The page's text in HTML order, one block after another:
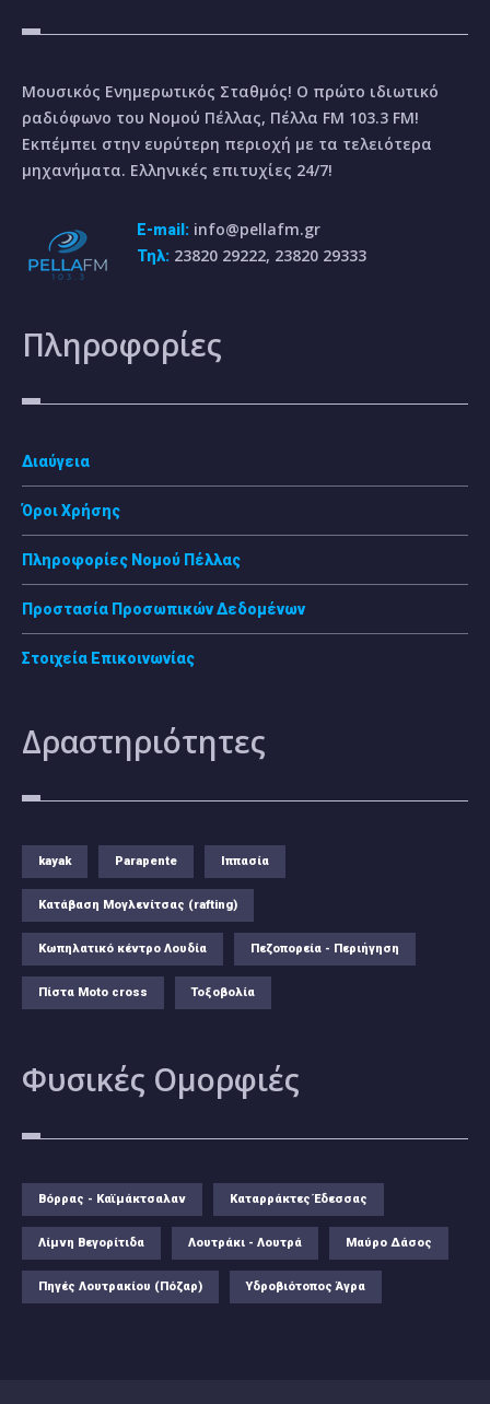
Μουσικός Ενημερωτικός Σταθμός! Ο πρώτο ιδιωτικό
ραδιόφωνο του Νομού Πέλλας, Πέλλα FM 103.3 FM!
Εκπέμπει στην ευρύτερη περιοχή με τα τελειότερα
μηχανήματα. Ελληνικές επιτυχίες 24/7!
E-mail: info@pellafm.gr
Τηλ: 23820 29222, 23820 29333
Πληροφορίες
Διαύγεια
Όροι Χρήσης
Πληροφορίες Νομού Πέλλας
Προστασία Προσωπικών Δεδομένων
Στοιχεία Επικοινωνίας
Δραστηριότητες
kayak Parapente Ιππασία
Κατάβαση Μογλενίτσας (rafting)
Κωπηλατικό κέντρο Λουδία Πεζοπορεία - Περιήγηση
Πίστα Moto cross Τοξοβολία
Φυσικές Ομορφιές
Βόρρας - Καϊμάκτσαλαν Καταρράκτες Έδεσσας
Λίμνη Βεγορίτιδα Λουτράκι - Λουτρά Μαύρο Δάσος
Πηγές Λουτρακίου (Πόζαρ) Υδροβιότοπος Άγρα